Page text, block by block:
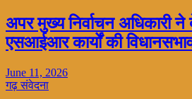
अपर मुख्य निर्वाचन अधिकारी ने
एसआईआर कार्यों की
June 11, 2026
गढ़ संवेदना